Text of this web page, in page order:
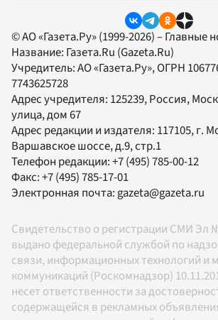
© АО «Газета.Ру» (1999-2026) – Главные
Название: Газета.Ru (Gazeta.Ru)
Учредитель:АО «Газета.Ру», ОГРН
7743625728
Адрес учредителя: 125239, Россия,
улица, дом 67
Адрес редакции и издателя: 117105, г.
Варшавское шоссе, д.9, стр.1
Телефон редакции:+7 (495) 785-00-12
Факс:+7 (495) 785-17-01
Электронная почта:gazeta@gazeta.ru
Свидетельство о регистрации СМИ Эл
выдано федеральной службой по
связи, информационных технологий и
коммуникаций (Роскомнадзор)
несет ответственности за
содержащейся в рекламных